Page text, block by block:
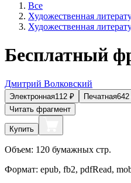
Все
Художественная
Художественная
Бесплатный
Дмитрий Волковский
Электронная112 ₽ Печатная642
Читать фрагмент
Купить
Объем: 120 бумажных стр.
Формат: epub, fb2, pdfRead,